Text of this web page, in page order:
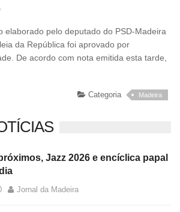
da República foi aprovado por
De acordo com nota emitida esta tarde,
Categoria Madeira
Jazz 2026 e encíclica papal
Jornal da Madeira